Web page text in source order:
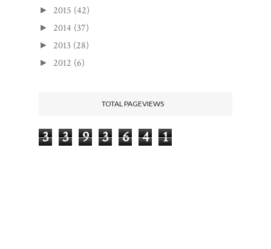
► 2015 (42)
► 2014 (37)
► 2013 (28)
► 2012 (6)
TOTAL PAGEVIEWS
3 3 9 3 6 4 1